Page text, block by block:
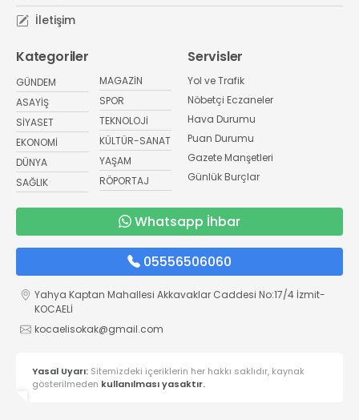
İletişim
Kategoriler
GÜNDEM
ASAYİŞ
SİYASET
EKONOMİ
DÜNYA
SAĞLIK
MAGAZİN
SPOR
TEKNOLOJİ
KÜLTÜR-SANAT
YAŞAM
RÖPORTAJ
Servisler
Yol ve Trafik
Nöbetçi Eczaneler
Hava Durumu
Puan Durumu
Gazete Manşetleri
Günlük Burçlar
Whatsapp İhbar
05556506060
Yahya Kaptan Mahallesi Akkavaklar Caddesi No:17/4 İzmit-
KOCAELİ
kocaelisokak@gmail.com
Yasal Uyarı: Sitemizdeki içeriklerin her hakkı saklıdır, kaynak
gösterilmeden kullanılması yasaktır.